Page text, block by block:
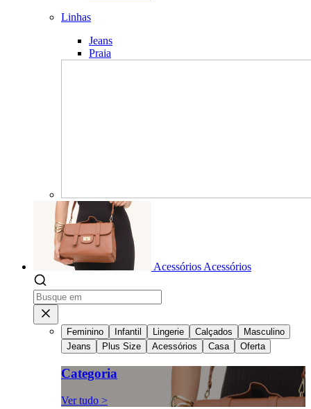
Linhas
Jeans
Praia
Acessórios Acessórios
Feminino Infantil Lingerie Calçados
Masculino
Jeans
Plus Size Acessórios Casa Oferta
Categoria
Ver tudo >